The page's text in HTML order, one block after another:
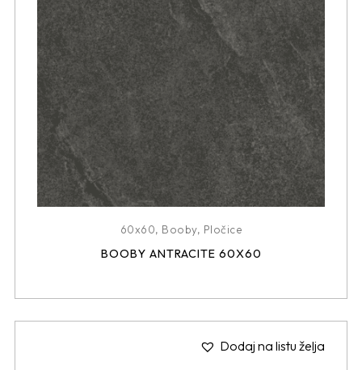
60x60, Booby, Pločice
BOOBY ANTRACITE 60X60
Dodaj na listu želja